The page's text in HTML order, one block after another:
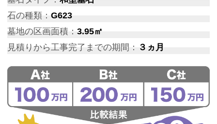
石の種類： G623
墓地の区画面積： 3.95㎡
見積りから工事完了までの期間： ３ヵ月